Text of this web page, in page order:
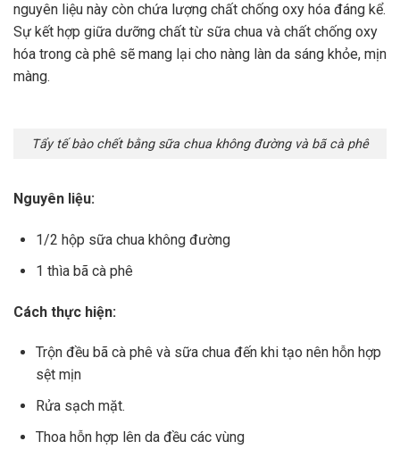
nguyên liệu này còn chứa lượng chất chống oxy hóa đáng kể.
Sự kết hợp giữa dưỡng chất từ sữa chua và chất chống oxy
hóa trong cà phê sẽ mang lại cho nàng làn da sáng khỏe, mịn
màng.
Tẩy tế bào chết bằng sữa chua không đường và bã cà phê
Nguyên liệu:
1/2 hộp sữa chua không đường
1 thìa bã cà phê
Cách thực hiện:
Trộn đều bã cà phê và sữa chua đến khi tạo nên hỗn hợp
sệt mịn
Rửa sạch mặt.
Thoa hỗn hợp lên da đều các vùng